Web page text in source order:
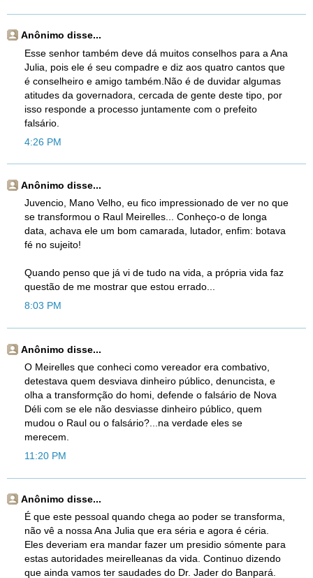
Anônimo disse...
Esse senhor também deve dá muitos conselhos para a Ana
Julia, pois ele é seu compadre e diz aos quatro cantos que
é conselheiro e amigo também.Não é de duvidar algumas
atitudes da governadora, cercada de gente deste tipo, por
isso responde a processo juntamente com o prefeito
falsário.
4:26 PM
Anônimo disse...
Juvencio, Mano Velho, eu fico impressionado de ver no que
se transformou o Raul Meirelles... Conheço-o de longa
data, achava ele um bom camarada, lutador, enfim: botava
fé no sujeito!
Quando penso que já vi de tudo na vida, a própria vida faz
questão de me mostrar que estou errado...
8:03 PM
Anônimo disse...
O Meirelles que conheci como vereador era combativo,
detestava quem desviava dinheiro público, denuncista, e
olha a transformção do homi, defende o falsário de Nova
Déli com se ele não desviasse dinheiro público, quem
mudou o Raul ou o falsário?...na verdade eles se
merecem.
11:20 PM
Anônimo disse...
É que este pessoal quando chega ao poder se transforma,
não vê a nossa Ana Julia que era séria e agora é céria.
Eles deveriam era mandar fazer um presidio sómente para
estas autoridades meirelleanas da vida. Continuo dizendo
que ainda vamos ter saudades do Dr. Jader do Banpará.